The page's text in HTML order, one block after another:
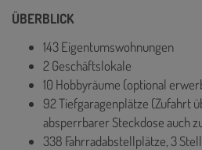
ÜBERBLICK
143 Eigentumswohnungen
2 Geschäftslokale
10 Hobbyräume (optional
92 Tiefgaragenplätze (Zufahrt
absperrbarer Steckdose auch
338 Fahrradabstellplätze, 3